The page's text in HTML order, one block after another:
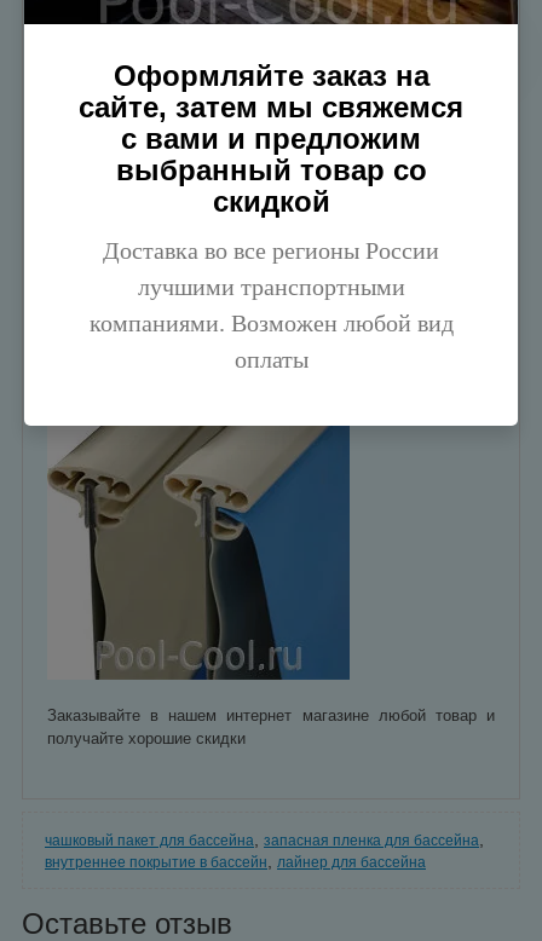
Оформляйте заказ на
сайте, затем мы свяжемся
с вами и предложим
выбранный товар со
скидкой
Доставка во все регионы России
лучшими транспортными
компаниями. Возможен любой вид
оплаты
Возможна поставка чашкового пакета со вставным кантом.
Заказывайте в нашем интернет магазине любой товар и
получайте хорошие скидки
чашковый пакет для бассейна запасная пленка для бассейна
внутреннее покрытие в бассейн лайнер для бассейна
Оставьте отзыв